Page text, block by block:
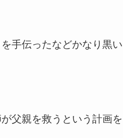
手伝ったなどかなり黒い
父親を救うという計画を